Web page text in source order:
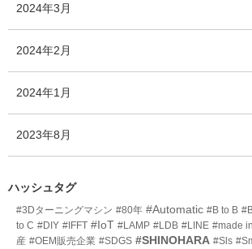
ー
2024年3月
ー
2024年2月
ー
2024年1月
ー
2023年8月
リ
数
ハッシュタグ
#3Dターニングマシン #80年 #Automatic #B to B
to C #DIY #IFFT #IoT #LAMP #LDB #LINE #made
産 #OEM販売企業 #SDGS #SHINOHARA #Sls